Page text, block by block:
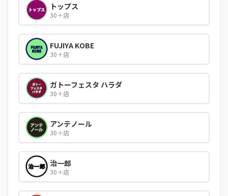
トップス
30＋店
FUJIYA KOBE
30＋店
ガトーフェスタ ハラダ
30＋店
アンテノール
30＋店
治一郎
30＋店